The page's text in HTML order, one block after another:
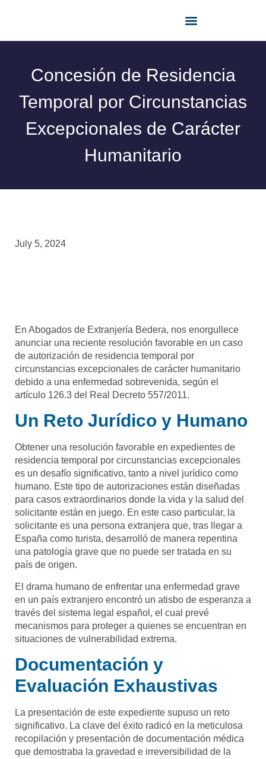
Concesión de Residencia
Temporal por Circunstancias
Excepcionales de Carácter
Humanitario
July 5, 2024
En Abogados de Extranjería Bedera, nos enorgullece
anunciar una reciente resolución favorable en un caso
de autorización de residencia temporal por
circunstancias excepcionales de carácter humanitario
debido a una enfermedad sobrevenida, según el
artículo 126.3 del Real Decreto 557/2011.
Un Reto Jurídico y Humano
Obtener una resolución favorable en expedientes de
residencia temporal por circunstancias excepcionales
es un desafío significativo, tanto a nivel jurídico como
humano. Este tipo de autorizaciones están diseñadas
para casos extraordinarios donde la vida y la salud del
solicitante están en juego. En este caso particular, la
solicitante es una persona extranjera que, tras llegar a
España como turista, desarrolló de manera repentina
una patología grave que no puede ser tratada en su
país de origen.
El drama humano de enfrentar una enfermedad grave
en un país extranjero encontró un atisbo de esperanza a
través del sistema legal español, el cual prevé
mecanismos para proteger a quienes se encuentran en
situaciones de vulnerabilidad extrema.
Documentación y
Evaluación Exhaustivas
La presentación de este expediente supuso un reto
significativo. La clave del éxito radicó en la meticulosa
recopilación y presentación de documentación médica
que demostraba la gravedad e irreversibilidad de la